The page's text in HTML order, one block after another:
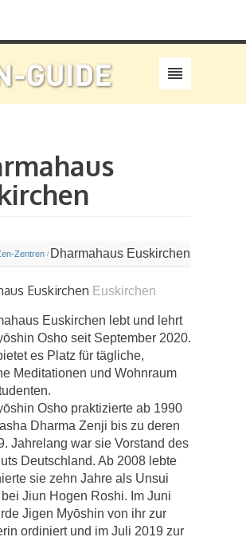
Zentren / Dharmahaus Euskirchen
Euskirchen Euskirchen
Euskirchen lebt und lehrt
Osho seit September 2020.
es Platz für tägliche,
Meditationen und Wohnraum
Osho praktizierte ab 1990
Dharma Zenji bis zu deren
Jahrelang war sie Vorstand des
Deutschland. Ab 2008 lebte
sie zehn Jahre als Unsui
Jiun Hogen Roshi. Im Juni
Jigen Myōshin von ihr zur
ordiniert und im Juli 2019 zur